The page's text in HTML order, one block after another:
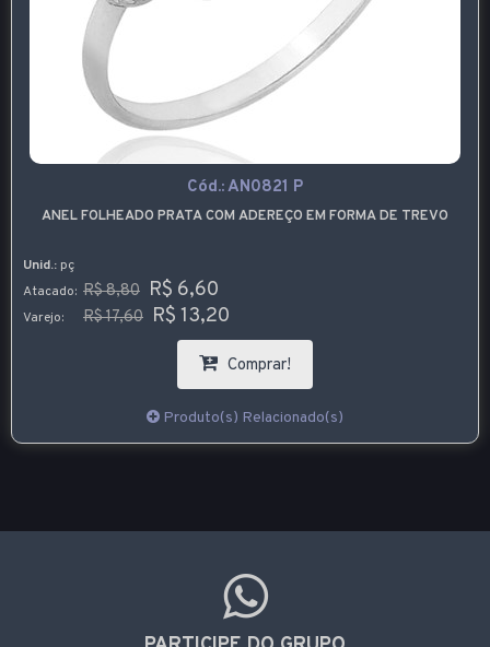
Cód.:AN0821 P
ANEL FOLHEADO PRATA COM ADEREÇO EM FORMA DE TREVO
Unid.: pç
Atacado: R$ 8,80 R$ 6,60
Varejo: R$ 17,60 R$ 13,20
Comprar!
Produto(s) Relacionado(s)